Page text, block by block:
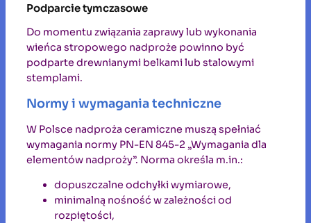
Podparcie tymczasowe
Do momentu związania zaprawy lub wykonania
wieńca stropowego nadproże powinno być
podparte drewnianymi belkami lub stalowymi
stemplami.
Normy i wymagania techniczne
W Polsce nadproża ceramiczne muszą spełniać
wymagania normy PN-EN 845-2 „Wymagania dla
elementów nadproży”. Norma określa m.in.:
dopuszczalne odchyłki wymiarowe,
minimalną nośność w zależności od
rozpiętości,